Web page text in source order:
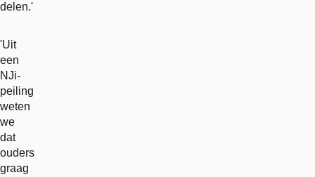
delen.'
'Uit
een
NJi-
peiling
weten
we
dat
ouders
graag